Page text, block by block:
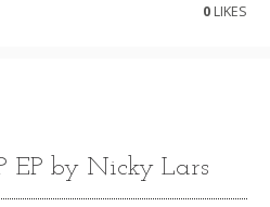
0LIKES
EP by Nicky Lars